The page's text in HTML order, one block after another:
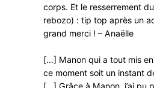
corps. Et le resserrement
rebozo) : tip top après un
grand merci ! – Anaëlle
[…] Manon qui a tout mis
ce moment soit un instant
[…] Grâce à Manon, j’ai pu